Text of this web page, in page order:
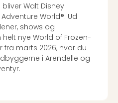
Walt Disney
World®. Ud
shows og
nye World of Frozen-
marts 2026, hvor du
i Arendelle og